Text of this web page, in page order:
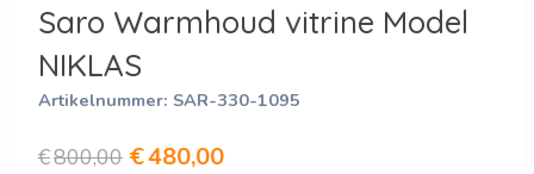
Saro Warmhoud vitrine Model
NIKLAS
Artikelnummer: SAR-330-1095
€800,00 Oorspronkelijke
€480,00Huidige